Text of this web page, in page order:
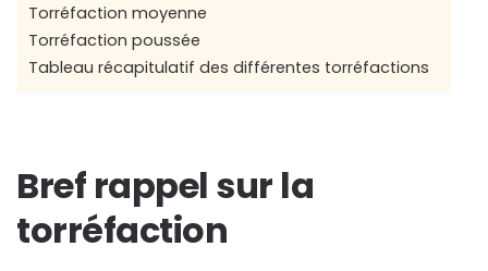
Torréfaction moyenne
Torréfaction poussée
Tableau récapitulatif des différentes torréfactions
Bref rappel sur la
torréfaction